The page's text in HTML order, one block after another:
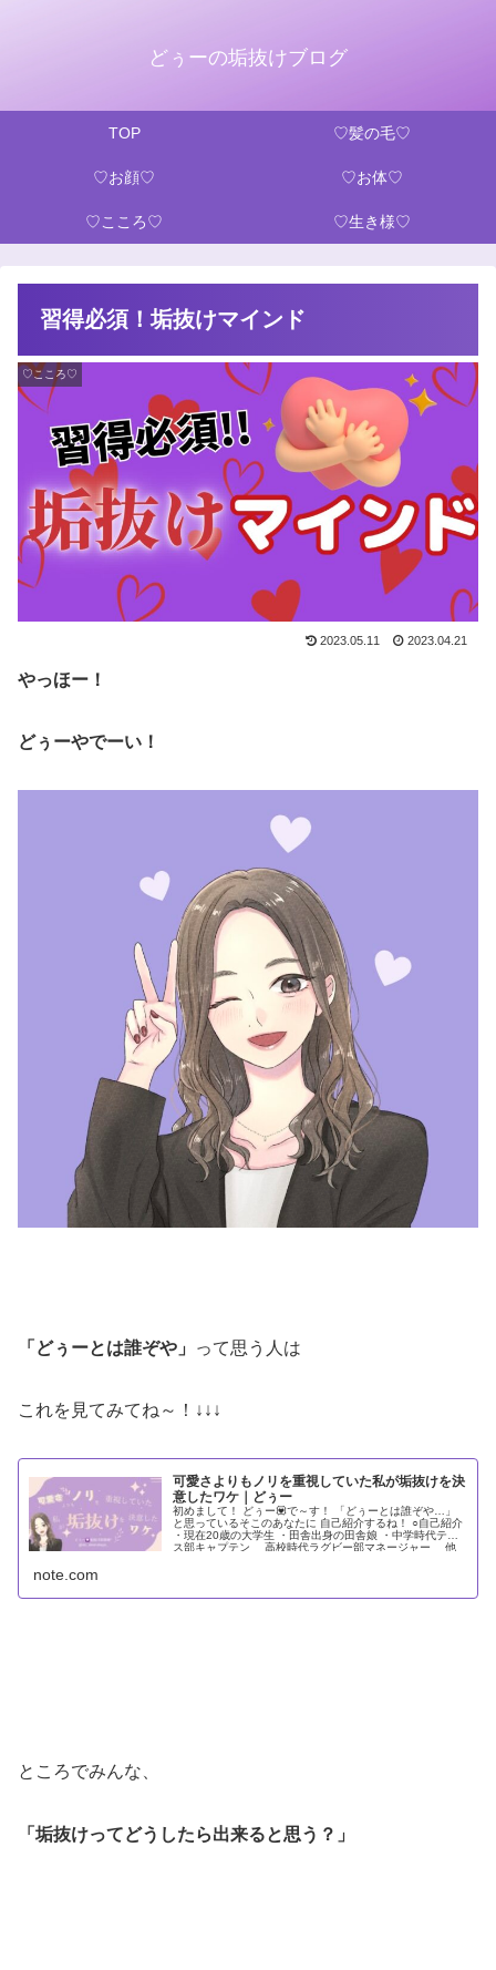
どぅーの垢抜けブログ
TOP ♡髪の毛♡
♡お顔♡ ♡お体♡
♡こころ♡ ♡生き様♡
習得必須！垢抜けマインド
♡こころ♡
2023.05.11 2023.04.21
やっほー！
どぅーやでーい！
「どぅーとは誰ぞや」 って思う人は
これを見てみてね～！↓↓↓
可愛さよりもノリを重視していた私が垢抜けを決
意したワケ｜どぅー
初めまして！ どぅー💟で～す！ 「どぅーとは誰ぞや…」
と思っているそこのあなたに 自己紹介するね！ ○自己紹介
・現在20歳の大学生 ・田舎出身の田舎娘 ・中学時代テニ
ス部キャプテン 高校時代ラグビー部マネージャー 他
note.com
ところでみんな、
「垢抜けってどうしたら出来ると思う？」